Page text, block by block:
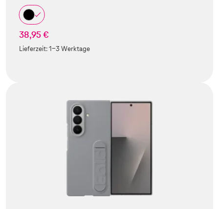
38,95 €
Lieferzeit:1-3 Werktage